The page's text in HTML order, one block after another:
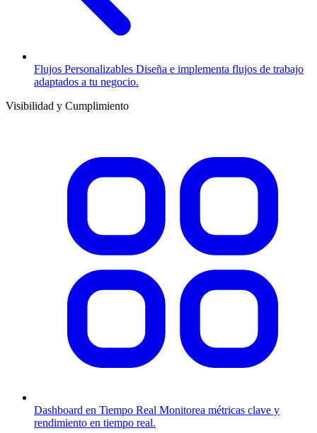
Flujos Personalizables Diseña e implementa flujos de trabajo
adaptados a tu negocio.
Visibilidad y Cumplimiento
Dashboard en Tiempo Real Monitorea métricas clave y
rendimiento en tiempo real.